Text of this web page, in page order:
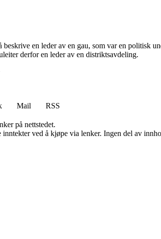
en leder av en gau, som var en politisk
derfor en leder av en distriktsavdeling.
Mail
RSS
på nettstedet.
ved å kjøpe via lenker. Ingen del av